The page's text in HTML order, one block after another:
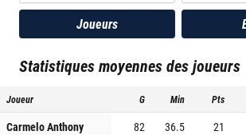
Joueurs
Statistiques moyennes des joueurs
Joueur G Min Pts
Carmelo Anthony 82 36.5 21